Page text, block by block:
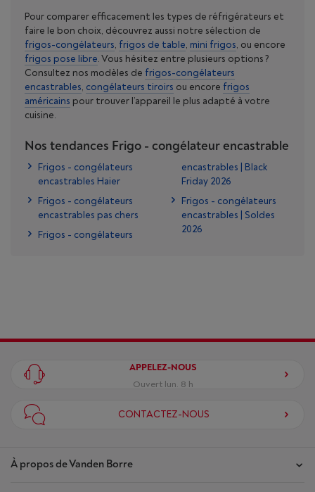
Pour comparer efficacement les types de réfrigérateurs et
faire le bon choix, découvrez aussi notre sélection de
frigos-congélateurs, frigos de table, mini frigos, ou encore
frigos pose libre. Vous hésitez entre plusieurs options ?
Consultez nos modèles de frigos-congélateurs
encastrables, congélateurs tiroirs ou encore frigos
américains pour trouver l’appareil le plus adapté à votre
cuisine.
Nos tendances Frigo - congélateur encastrable
Frigos - congélateurs
encastrables Haier
Frigos - congélateurs
encastrables pas chers
Frigos - congélateurs
encastrables | Black
Friday 2026
Frigos - congélateurs
encastrables | Soldes
2026
À propos de Vanden Borre
APPELEZ-NOUS
Ouvert lun. 8 h
CONTACTEZ-NOUS